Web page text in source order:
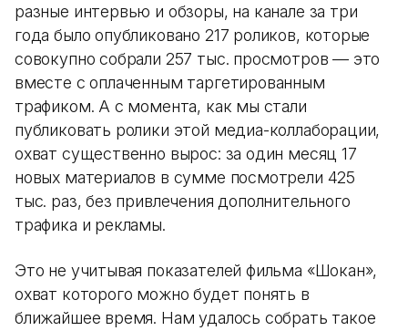
разные интервью и обзоры, на канале за три
года было опубликовано 217 роликов, которые
совокупно собрали 257 тыс. просмотров — это
вместе с оплаченным таргетированным
трафиком. А с момента, как мы стали
публиковать ролики этой медиа-коллаборации,
охват существенно вырос: за один месяц 17
новых материалов в сумме посмотрели 425
тыс. раз, без привлечения дополнительного
трафика и рекламы.
Это не учитывая показателей фильма «Шокан»,
охват которого можно будет понять в
ближайшее время. Нам удалось собрать такое